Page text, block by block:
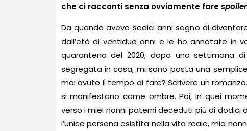
che ci racconti senza ovviamente farespoiler
Da quando avevo sedici anni sogno di
dall’età di ventidue anni e le ho annotate in
quarantena del 2020, dopo una settimana
segregata in casa, mi sono posta una
mai avuto il tempo di fare? Scrivere un
si manifestano come ombre. Poi, in quei
verso i miei nonni paterni deceduti più di dodici
l’unica persona esistita nella vita reale, mia